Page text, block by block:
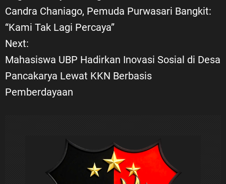
a
v
i
g
Candra Chaniago, Pemuda Purwasari Bangkit:
“Kami Tak Lagi Percaya”
Next:
Mahasiswa UBP Hadirkan Inovasi Sosial di Desa
Pancakarya Lewat KKN Berbasis
Pemberdayaan